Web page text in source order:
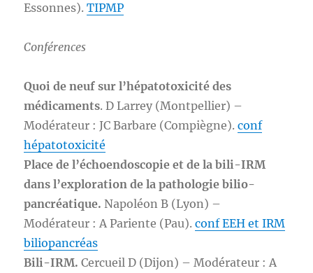
Essonnes).TIPMP
Conférences
Quoi de neuf sur l’hépatotoxicité des
médicaments. D Larrey (Montpellier) –
Modérateur : JC Barbare (Compiègne).conf
hépatotoxicité
Place de l’échoendoscopie et de la bili-IRM
dans l’exploration de la pathologie bilio-
pancréatique. Napoléon B (Lyon) –
Modérateur : A Pariente (Pau).conf EEH et IRM
biliopancréas
Bili-IRM. Cercueil D (Dijon) – Modérateur : A